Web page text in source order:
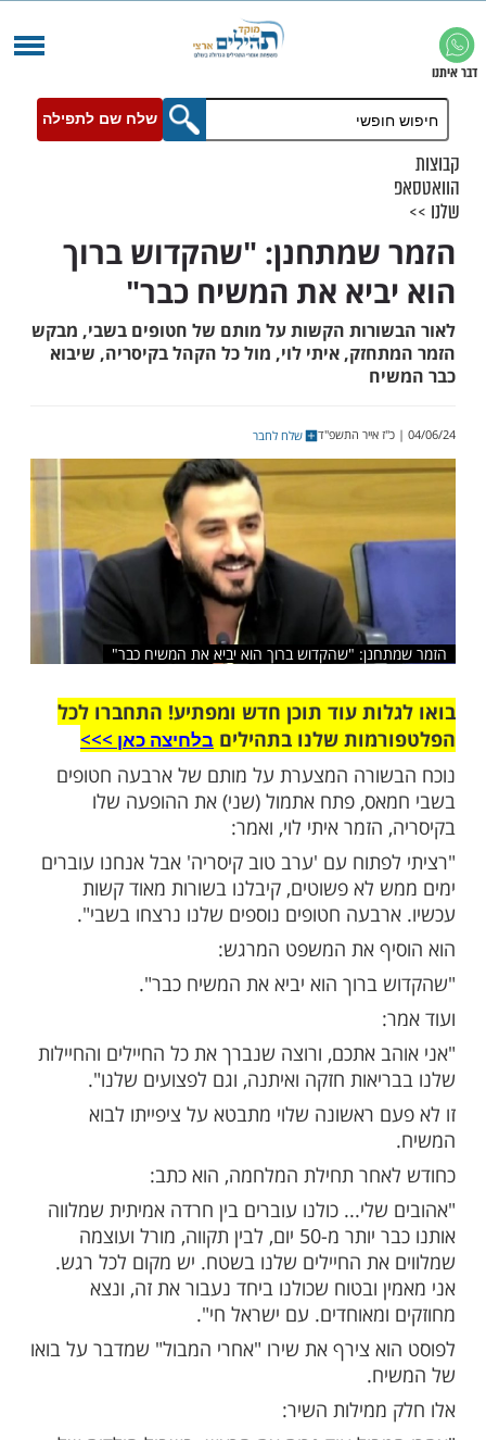
שלח שם לתפילה
שמתחנן: "שהקדוש ברוך
את המשיח כבר"
איתי לוי, מול כל הקהל בקיסריה, שיבוא
שלח לחבר
"שהקדוש ברוך הוא יביא את המשיח כבר"
עוד תוכן חדש ומפתיע! התחברו לכל
שלנו בתהיליםבלחיצה כאן >>>​
המצערת על מותם של ארבעה חטופים
פתח אתמול (שני) את ההופעה שלו
איתי לוי, ואמר:
עם 'ערב טוב קיסריה' אבל אנחנו עוברים
לא פשוטים, קיבלנו בשורות מאוד קשות
חטופים נוספים שלנו נרצחו בשבי".
את המשפט המרגש:
הוא יביא את המשיח כבר".
אתכם, ורוצה שנברך את כל החיילים והחיילות
חזקה ואיתנה, וגם לפצועים שלנו".
ראשונה שלוי מתבטא על ציפייתו לבוא